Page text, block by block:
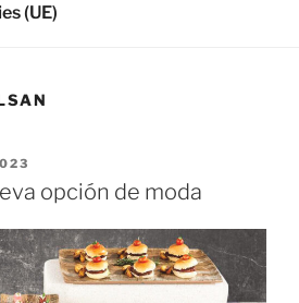
(UE)
opción de moda